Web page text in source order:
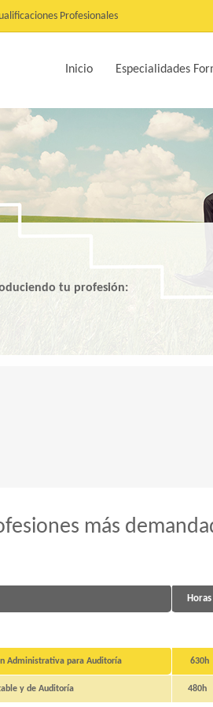
Profesionales
Inicio Especialidades
tu profesión:
más
Horas
Administrativa para Auditoría 630h
y de Auditoría 480h